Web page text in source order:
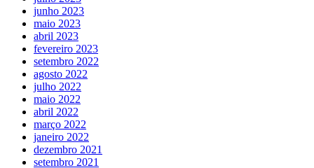
junho 2023
maio 2023
abril 2023
fevereiro 2023
setembro 2022
agosto 2022
julho 2022
maio 2022
abril 2022
março 2022
janeiro 2022
dezembro 2021
setembro 2021